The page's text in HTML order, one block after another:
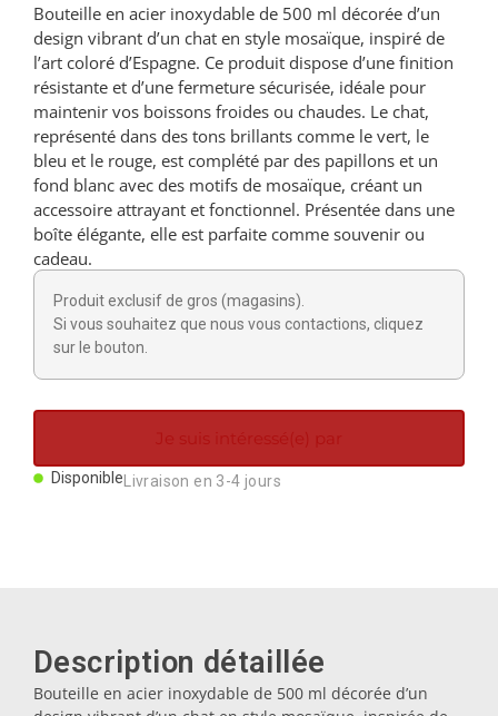
Dés à coudre
Figurines
Aimants
Mugs
Assiettes
Huiliers
Bouteille en acier inoxydable de 500 ml décorée d’un
design vibrant d’un chat en style mosaïque, inspiré de
l’art coloré d’Espagne. Ce produit dispose d’une finition
résistante et d’une fermeture sécurisée, idéale pour
maintenir vos boissons froides ou chaudes. Le chat,
représenté dans des tons brillants comme le vert, le
bleu et le rouge, est complété par des papillons et un
fond blanc avec des motifs de mosaïque, créant un
accessoire attrayant et fonctionnel. Présentée dans une
boîte élégante, elle est parfaite comme souvenir ou
cadeau.
Produit exclusif de gros (magasins).
Si vous souhaitez que nous vous contactions, cliquez
sur le bouton.
Je suis intéressé(e) par
DisponibleLivraison en 3-4 jours
Description détaillée
Bouteille en acier inoxydable de 500 ml décorée d’un